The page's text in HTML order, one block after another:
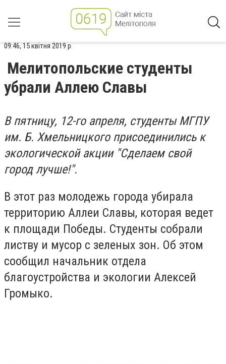
09:46, 15 квітня 2019 р.
Мелитопольские студенты
убрали Аллею Славы
В пятницу, 12-го апреля, студенты МГПУ
им. Б. Хмельницкого присоединились к
экологической акции "Сделаем свой
город лучше!".
В этот раз молодежь города убирала
территорию Аллеи Славы, которая ведет
к площади Победы. Студенты собрали
листву и мусор с зеленых зон. Об этом
сообщил начальник отдела
благоустройства и экологии Алексей
Громыко.